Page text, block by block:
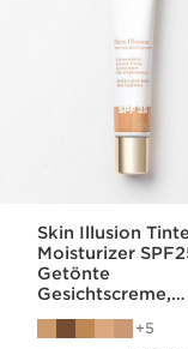
Skin Illusion
Moisturizer
Getönte
Gesichtscreme,
Feuchtigkeit &
SPF 25
5